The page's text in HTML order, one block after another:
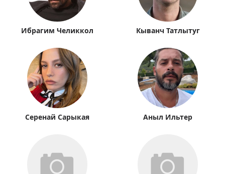
Ибрагим Челиккол Кыванч Татлытуг
Серенай Сарыкая Аныл Ильтер